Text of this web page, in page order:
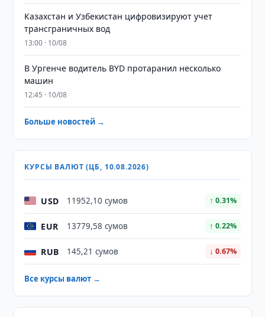
Казахстан и Узбекистан цифровизируют учет
трансграничных вод
13:00 · 10/08
В Ургенче водитель BYD протаранил несколько
машин
12:45 · 10/08
Больше новостей →
КУРСЫ ВАЛЮТ (ЦБ, 10.08.2026)
USD 11952,10 сумов ↑ 0.31%
EUR 13779,58 сумов ↑ 0.22%
RUB 145,21 сумов ↓ 0.67%
Все курсы валют →